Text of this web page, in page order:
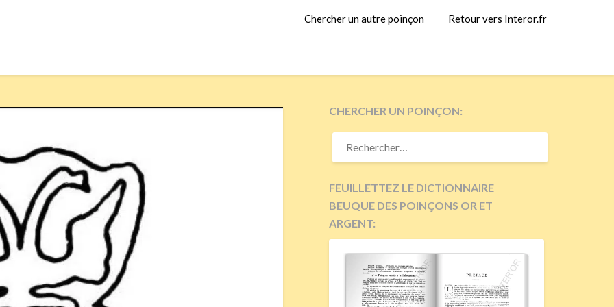
Chercher un autre poinçon Retour vers Interor.fr
CHERCHER UN POINÇON:
RECHERCHER :
FEUILLETTEZ LE DICTIONNAIRE
BEUQUE DES POINÇONS OR ET
ARGENT: